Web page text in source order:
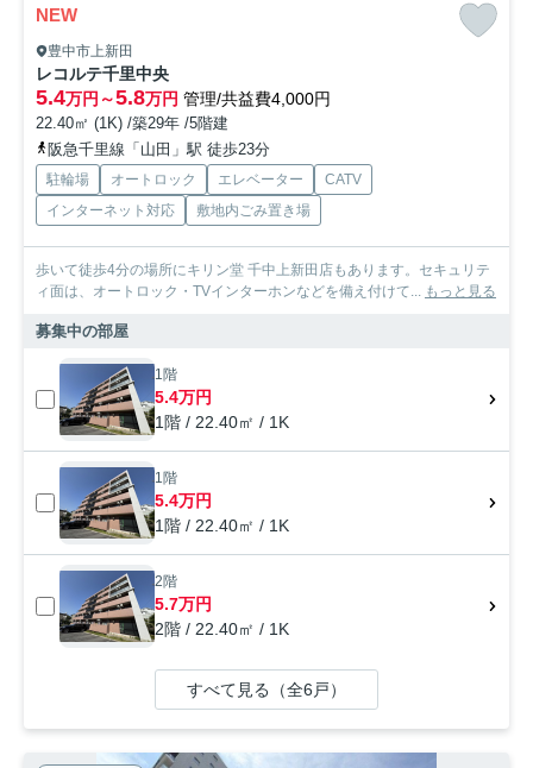
NEW
豊中市上新田
レコルテ千里中央
5.4万円～5.8万円 管理/共益費4,000円
22.40㎡ (1K) /築29年 /5階建
阪急千里線「山田」駅 徒歩23分
駐輪場 オートロック エレベーター
CATV
インターネット対応
敷地内ごみ置き場
歩いて徒歩4分の場所にキリン堂 千中上新田店もあります。セキュリテ
ィ面は、オートロック・TVインターホンなどを備え付けて... もっと見る
募集中の部屋
1階
5.4万円
1階 / 22.40㎡ / 1K
1階
5.4万円
1階 / 22.40㎡ / 1K
2階
5.7万円
2階 / 22.40㎡ / 1K
すべて見る（全6戸）